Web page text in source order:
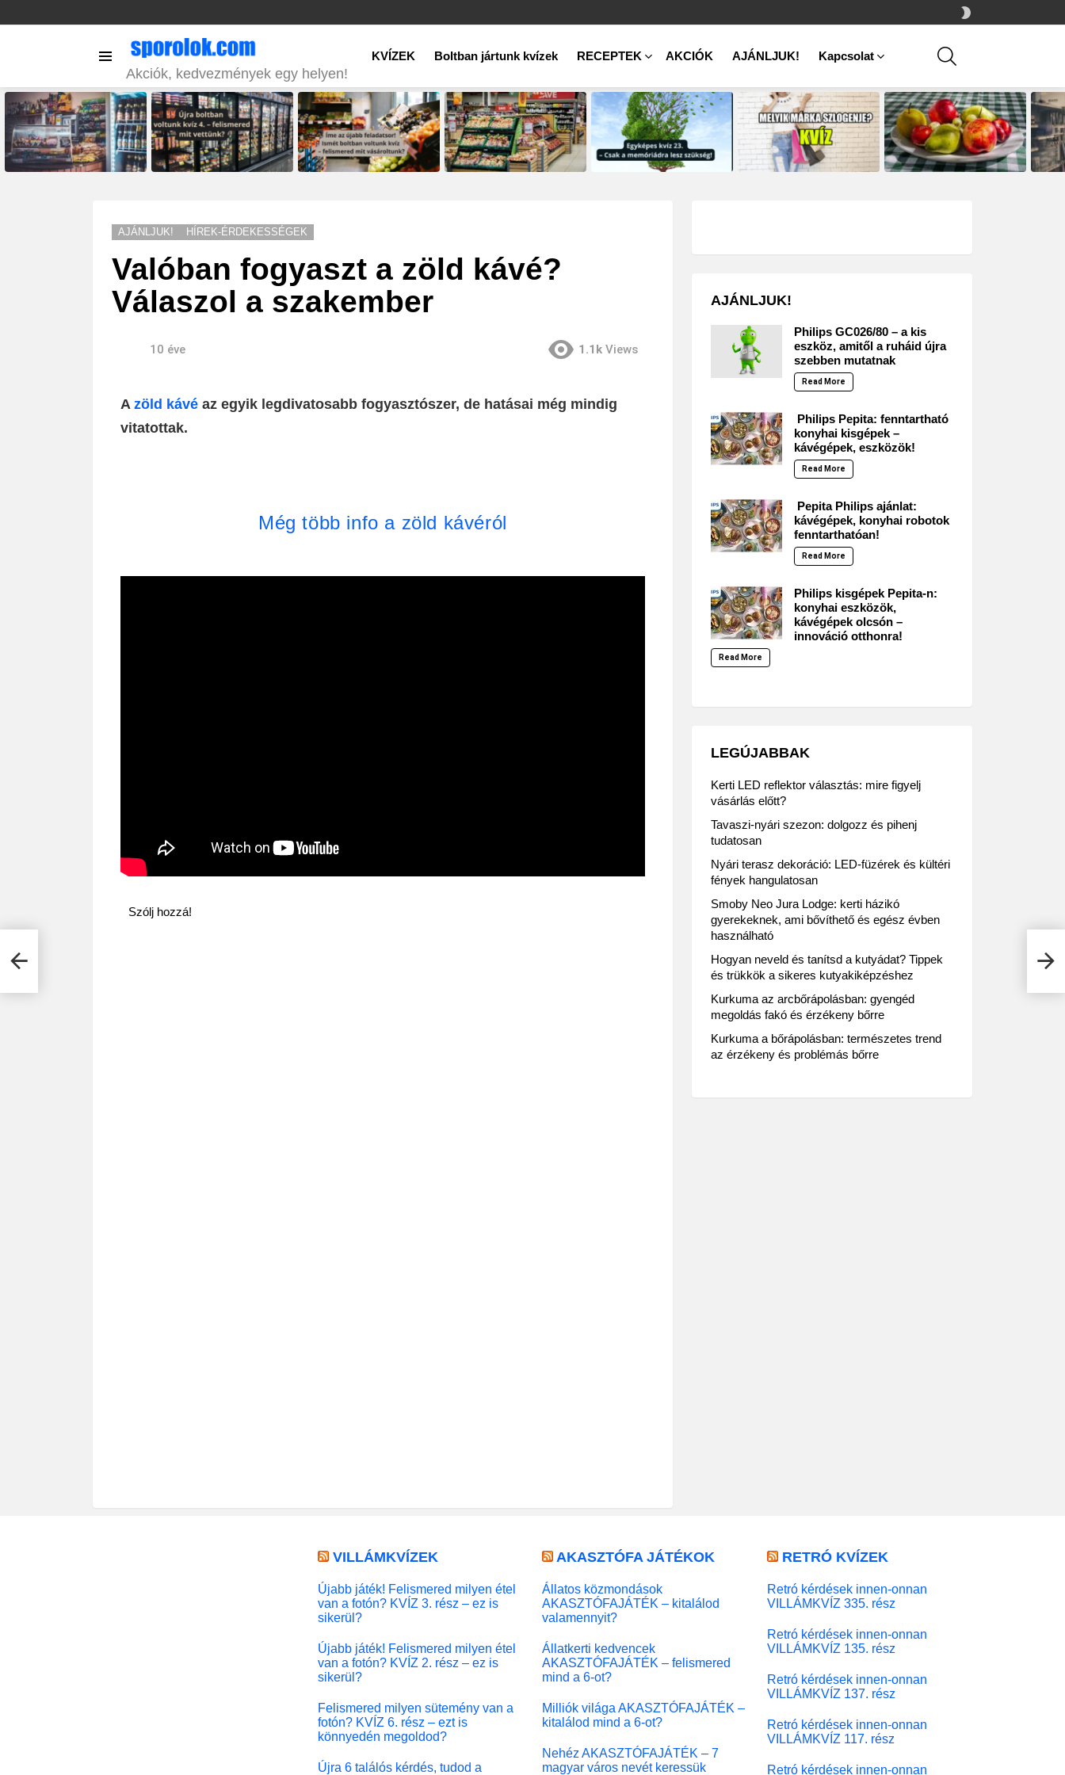
SKIN
Akciók, kedvezmények egy helyen!
KVÍZEK Boltban jártunk kvízek RECEPTEK AKCIÓK AJÁNLJUK! Kapcsolat
STORIES
AJÁNLJUK! HÍREK-ÉRDEKESSÉGEK
Valóban fogyaszt a zöld kávé?
Válaszol a szakember
10 éve 1.1k Views
A zöld kávé az egyik legdivatosabb fogyasztószer, de hatásai még mindig
vitatottak.
Még több info a zöld kávéról
Szólj hozzá!
Jó
AJÁNLJUK!
Philips GC026/80 – a kis
eszköz, amitől a ruháid újra
szebben mutatnak
Read More
Philips Pepita: fenntartható
konyhai kisgépek –
kávégépek, eszközök!
Read More
Pepita Philips ajánlat:
kávégépek, konyhai robotok
fenntarthatóan!
Read More
Philips kisgépek Pepita-n:
konyhai eszközök,
kávégépek olcsón –
innováció otthonra!
Read More
LEGÚJABBAK
Kerti LED reflektor választás: mire figyelj
vásárlás előtt?
Tavaszi-nyári szezon: dolgozz és pihenj
tudatosan
Nyári terasz dekoráció: LED-füzérek és kültéri
fények hangulatosan
Smoby Neo Jura Lodge: kerti házikó
gyerekeknek, ami bővíthető és egész évben
használható
Hogyan neveld és tanítsd a kutyádat? Tippek
és trükkök a sikeres kutyakiképzéshez
Kurkuma az arcbőrápolásban: gyengéd
megoldás fakó és érzékeny bőrre
Kurkuma a bőrápolásban: természetes trend
az érzékeny és problémás bőrre
VILLÁMKVÍZEK
Újabb játék! Felismered milyen étel
van a fotón? KVÍZ 3. rész – ez is
sikerül?
Újabb játék! Felismered milyen étel
van a fotón? KVÍZ 2. rész – ez is
sikerül?
Felismered milyen sütemény van a
fotón? KVÍZ 6. rész – ezt is
könnyedén megoldod?
Újra 6 találós kérdés, tudod a
AKASZTÓFA JÁTÉKOK
Állatos közmondások
AKASZTÓFAJÁTÉK – kitalálod
valamennyit?
Állatkerti kedvencek
AKASZTÓFAJÁTÉK – felismered
mind a 6-ot?
Milliók világa AKASZTÓFAJÁTÉK –
kitalálod mind a 6-ot?
Nehéz AKASZTÓFAJÁTÉK – 7
magyar város nevét keressük
RETRÓ KVÍZEK
Retró kérdések innen-onnan
VILLÁMKVÍZ 335. rész
Retró kérdések innen-onnan
VILLÁMKVÍZ 135. rész
Retró kérdések innen-onnan
VILLÁMKVÍZ 137. rész
Retró kérdések innen-onnan
VILLÁMKVÍZ 117. rész
Retró kérdések innen-onnan